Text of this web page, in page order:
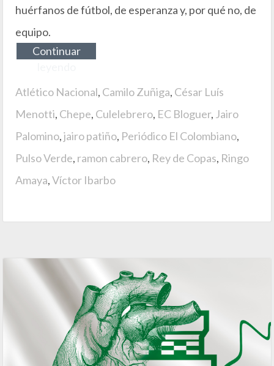
huérfanos de fútbol, de esperanza y, por qué no, de
equipo.
Continuar
Atlético Nacional, Camilo Zuñiga, César Luís
Menotti, Chepe, Culelebrero, EC Bloguer, Jairo
Palomino,jairo patiño, Periódico El Colombiano,
Pulso Verde, ramon cabrero, Rey de Copas, Ringo
Amaya,Víctor Ibarbo